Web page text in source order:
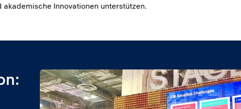
Innovationen unterstützen.